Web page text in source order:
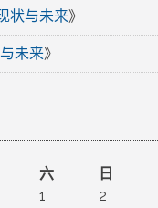
状与未来》
未来》
六
日
1
2